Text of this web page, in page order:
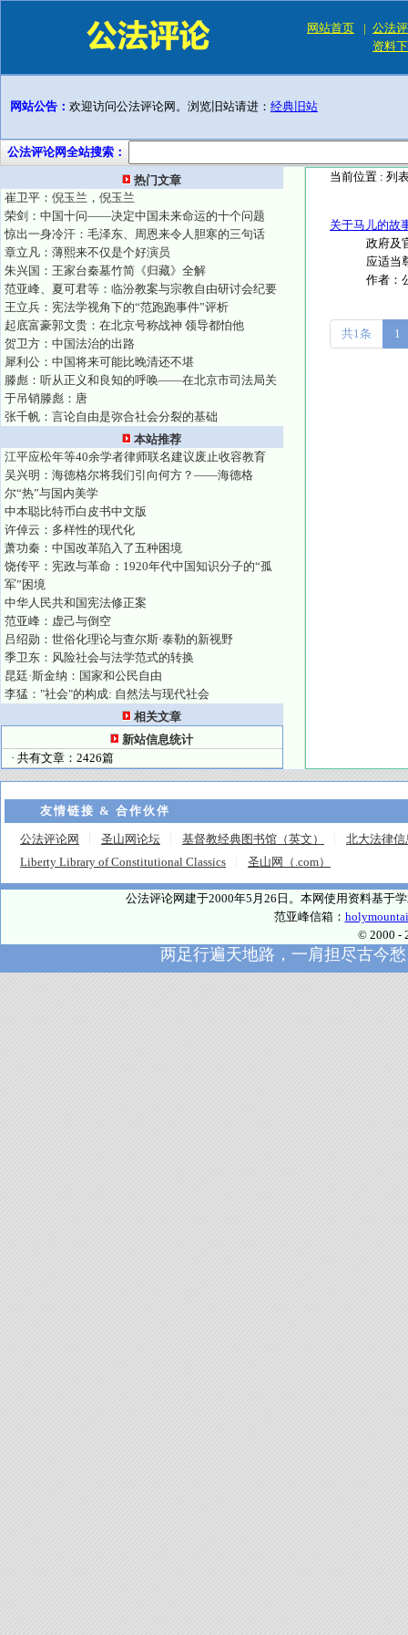
网站首页 | 公法
资料
网站公告： 欢迎访问公法评论网。浏览旧站请进： 经典旧站
公法评论网全站搜索：
热门文章
崔卫平：倪玉兰，倪玉兰
荣剑：中国十问——决定中国未来命运的十个问题
惊出一身冷汗：毛泽东、周恩来令人胆寒的三句话
章立凡：薄熙来不仅是个好演员
朱兴国：王家台秦墓竹简《归藏》全解
范亚峰、夏可君等：临汾教案与宗教自由研讨会纪要
王立兵：宪法学视角下的“范跑跑事件”评析
起底富豪郭文贵：在北京号称战神 领导都怕他
贺卫方：中国法治的出路
犀利公：中国将来可能比晚清还不堪
滕彪：听从正义和良知的呼唤——在北京市司法局关
于吊销滕彪：唐
张千帆：言论自由是弥合社会分裂的基础
本站推荐
江平应松年等40余学者律师联名建议废止收容教育
吴兴明：海德格尔将我们引向何方？——海德格
尔“热”与国内美学
中本聪比特币白皮书中文版
许倬云：多样性的现代化
萧功秦：中国改革陷入了五种困境
饶传平：宪政与革命：1920年代中国知识分子的“孤
军”困境
中华人民共和国宪法修正案
范亚峰：虚己与倒空
吕绍勋：世俗化理论与查尔斯·泰勒的新视野
季卫东：风险社会与法学范式的转换
昆廷·斯金纳：国家和公民自由
李猛："社会"的构成: 自然法与现代社会
相关文章
新站信息统计
· 共有文章：2426篇
当前位置 : 列
关于马儿的故
政府及
应适当
作者：
共1条 1
友情链接 & 合作伙伴
公法评论网 圣山网论坛 基督教经典图书馆（英文）
北大法律信
Liberty Library of Constitutional Classics
圣山网（.com）
公法评论网建于2000年5月26日。本网使用资料基于
范亚峰信箱：
© 2000 -
两足行遍天地路，一肩担尽古今